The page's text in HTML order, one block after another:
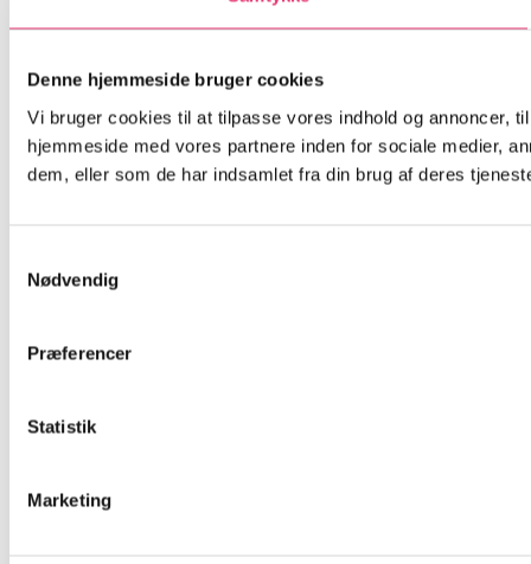
Denne hjemmeside bruger cookies
Vi bruger cookies til at tilpasse vores indhold og annoncer,
hjemmeside med vores partnere inden for sociale medier,
dem, eller som de har indsamlet fra din brug af deres
Nødvendig
Præferencer
Statistik
Marketing